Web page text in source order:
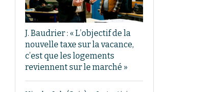
J. Baudrier : « L’objectif de la
nouvelle taxe sur la vacance,
c’est que les logements
reviennent sur le marché »